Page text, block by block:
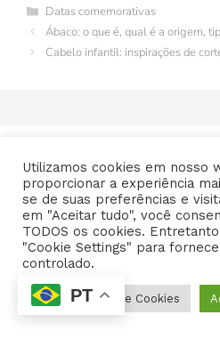
b
o
st r
dI
n
Categorias
Datas comemorativas
Ábaco: o que é, qual é a origem,
Cabelo infantil: inspirações de
Autor:
Graduada em Jornalismo pela
Utilizamos cookies em nosso
proporcionar a experiência
se de suas preferências e
em "Aceitar tudo", você
TODOS os cookies.
"Cookie Settings" para
controlado.
Configurações de Cookies
PT